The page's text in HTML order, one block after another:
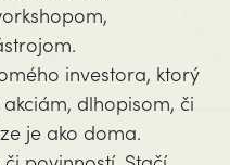
investora, ktorý
dlhopisom, či
je ako doma.